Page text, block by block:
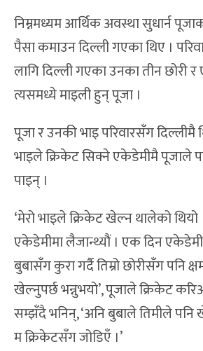
निम्नमध्यम आर्थिक अवस्था सुधार्न
पैसा कमाउन दिल्ली गएका थिए ।
लागि दिल्ली गएका उनका तीन छोरी
त्यसमध्ये माइली हुन् पूजा ।
पूजा र उनकी भाइ परिवारसँग
भाइले क्रिकेट सिक्ने एकेडेमीमै पूजाले
पाइन् ।
‘मेरो भाइले क्रिकेट खेल्न थालेको थियो
एकेडेमीमा लैजान्थ्यौं । एक दिन
बुबासँग कुरा गर्दै तिम्रो छोरीसँग पनि
खेल्नुपर्छ भन्नुभयो’, पूजाले क्रिकेट
सम्झँदै भनिन्, ‘अनि बुबाले तिमीले पनि
म क्रिकेटसँग जोडिएँ ।’